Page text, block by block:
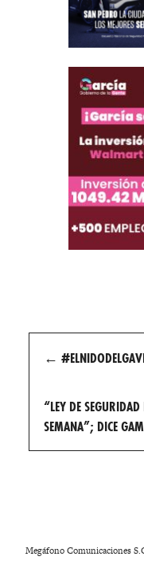
Post
←
“LEY DE
SEMANA”; DICE
Megáfono Comunicaciones